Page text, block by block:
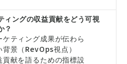
ィングの収益貢献をどう可視
？
ケティング成果が伝わら
背景（RevOps視点）
貢献を語るための指標設